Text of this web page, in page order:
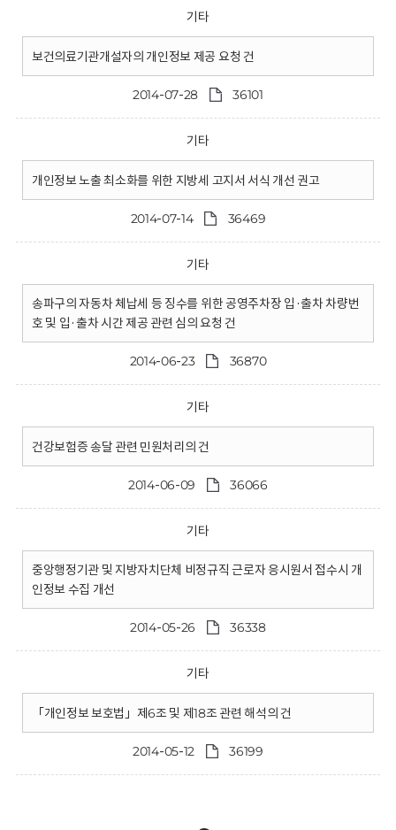
기타
보건의료기관개설자의 개인정보 제공 요청 건
2014-07-28 36101
기타
개인정보 노출 최소화를 위한 지방세 고지서 서식 개선 권고
2014-07-14 36469
기타
송파구의 자동차 체납세 등 징수를 위한 공영주차장 입·출차 차량번
호 및 입·출차 시간 제공 관련 심의 요청 건
2014-06-23 36870
기타
건강보험증 송달 관련 민원처리의 건
2014-06-09 36066
기타
중앙행정기관 및 지방자치단체 비정규직 근로자 응시원서 접수시 개
인정보 수집 개선
2014-05-26 36338
기타
「개인정보 보호법」제6조 및 제18조 관련 해석의 건
2014-05-12 36199